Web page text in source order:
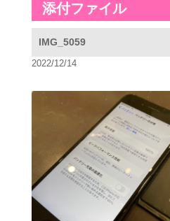
添付ファイル
IMG_5059
2022/12/14